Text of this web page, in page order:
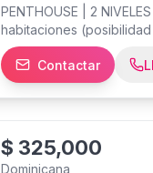
PENTHOUSE | 2
habitaciones
paralelos techados -
Sala - Estudio -Terraza
de servicio - Área de
VENTA US$470,000
Contactar
$ 325,000
Dominicana